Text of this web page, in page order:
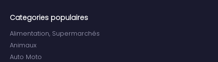
Categories populaires
Alimentation, Supermarchés
Animaux
Auto Moto